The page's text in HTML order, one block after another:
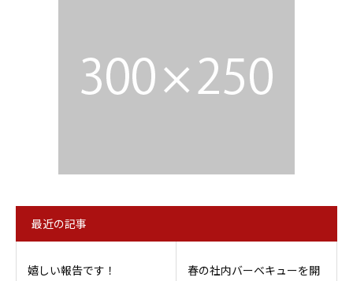
最近の記事
嬉しい報告です！
春の社内バーベキューを開